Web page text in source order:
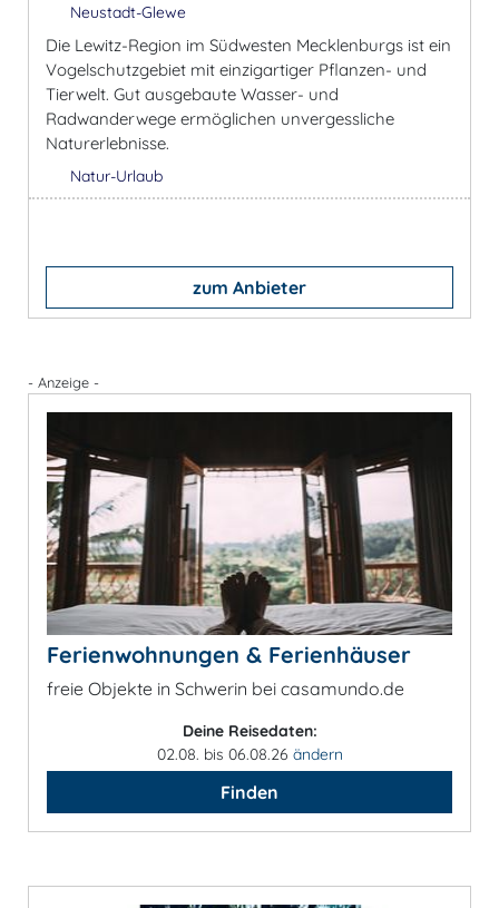
Neustadt-Glewe
Die Lewitz-Region im Südwesten Mecklenburgs ist ein
Vogelschutzgebiet mit einzigartiger Pflanzen- und
Tierwelt. Gut ausgebaute Wasser- und
Radwanderwege ermöglichen unvergessliche
Naturerlebnisse.
Natur-Urlaub
zum Anbieter
- Anzeige -
Ferienwohnungen & Ferienhäuser
freie Objekte in Schwerin bei casamundo.de
Deine Reisedaten:
02.08. bis 06.08.26 ändern
Finden